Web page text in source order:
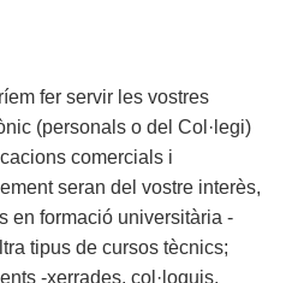
fer servir les vostres
(personals o del Col·legi)
comercials i
seran del vostre interès,
en formació universitària -
tipus de cursos tècnics;
-xerrades, col·loquis,